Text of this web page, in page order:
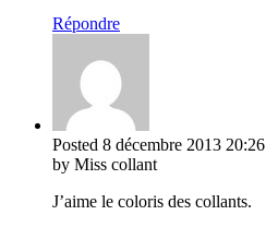
Répondre
Posted 8 décembre 2013 20:26
by Miss collant
J’aime le coloris des collants.